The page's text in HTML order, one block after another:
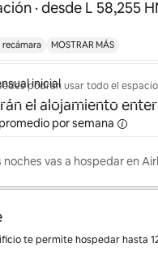
· desde L 58,255
podrán usar todo el
el alojamiento
noches vas a hospedar en
te permite hospedar hasta
recámara MOSTRAR MÁS
inicial
porsemana